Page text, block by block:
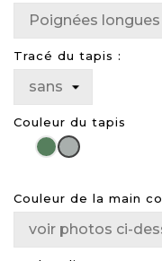
Tracé du tapis :
Couleur du tapis
VertGris
Couleur de la main